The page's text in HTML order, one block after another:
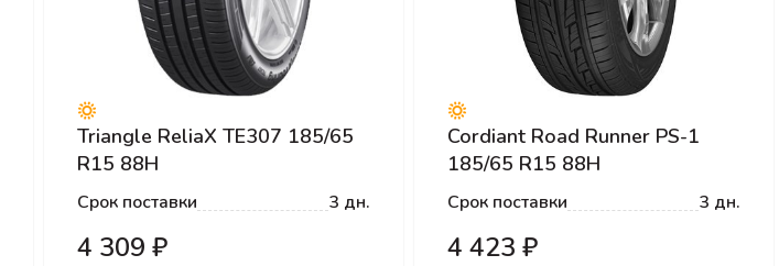
Triangle ReliaX TE307 185/65
R15 88H
Срок поставки 3 дн.
4 309 ₽
Cordiant Road Runner PS-1
185/65 R15 88H
Срок поставки 3 дн.
4 423 ₽